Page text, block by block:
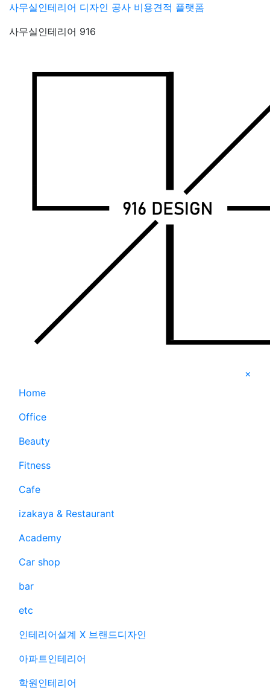
Skip
content
사무실인테리어 디자인 공사 비용견적 플랫폼
사무실인테리어 916
×
Home
Office
Beauty
Fitness
Cafe
izakaya & Restaurant
Academy
Car shop
bar
etc
인테리어설계 X 브랜드디자인
아파트인테리어
학원인테리어